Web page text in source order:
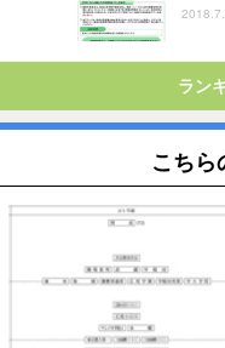
ラン
こちら